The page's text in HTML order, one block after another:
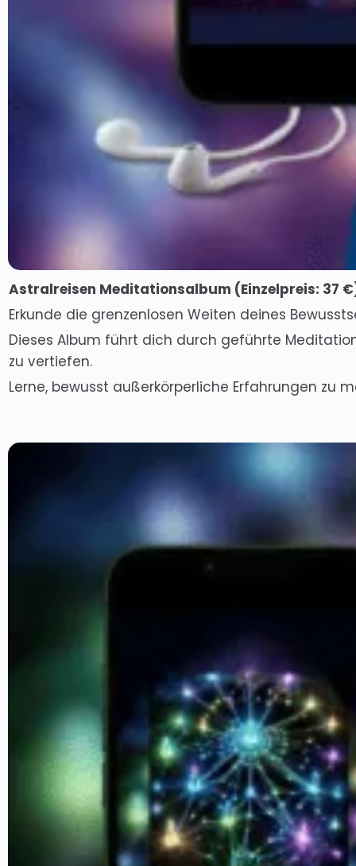
Astralreisen Meditationsalbum (Einzelpreis: 37
Erkunde die grenzenlosen Weiten deines
Dieses Album führt dich durch geführte
zu vertiefen.
Lerne, bewusst außerkörperliche Erfahrungen zu